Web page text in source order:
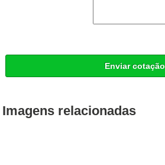
Enviar cotação
Imagens relacionadas